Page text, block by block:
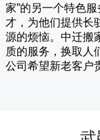
家”的另一个特色
才，为他们提供长
源的烦恼。 中迁搬
质的服务，换取人
公司希望新老客户